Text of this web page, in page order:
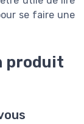
se faire une
produit